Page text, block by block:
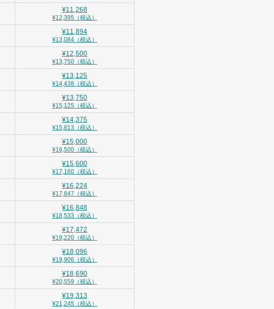
¥11,268
¥12,395（税込）
¥11,894
¥13,084（税込）
¥12,500
¥13,750（税込）
¥13,125
¥14,438（税込）
¥13,750
¥15,125（税込）
¥14,375
¥15,813（税込）
¥15,000
¥16,500（税込）
¥15,600
¥17,160（税込）
¥16,224
¥17,847（税込）
¥16,848
¥18,533（税込）
¥17,472
¥19,220（税込）
¥18,096
¥19,906（税込）
¥18,690
¥20,559（税込）
¥19,313
¥21,245（税込）